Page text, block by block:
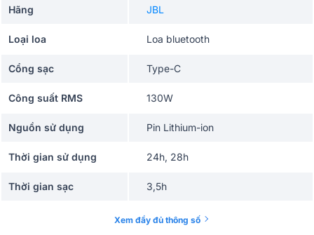
Hãng JBL
Loại loa Loa bluetooth
Cổng sạc Type-C
Công suất RMS 130W
Nguồn sử dụng Pin Lithium-ion
Thời gian sử dụng 24h, 28h
Thời gian sạc 3,5h
Kết nối nhiều loa Auracast
Xem đầy đủ thông số